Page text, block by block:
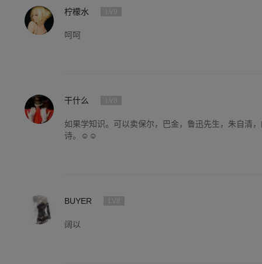
柠檬水
呵呵
干什么
如果学知识。可以卖保尔，巴金，鲁迅先生，朱自清
诗。☺☺
BUYER
阔以